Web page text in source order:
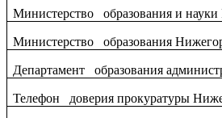
Министерство образования и
Министерство образования
Департамент образования
Телефон доверия прокуратуры